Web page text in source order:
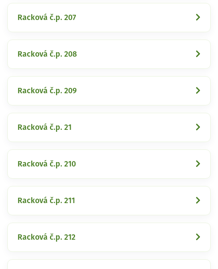
Racková č.p. 207
Racková č.p. 208
Racková č.p. 209
Racková č.p. 21
Racková č.p. 210
Racková č.p. 211
Racková č.p. 212